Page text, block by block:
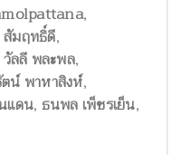
,
มฤทธิ์ดี,
วัลลี พละพล,
น์ พาหาสิงห์,
แดน, ธนพล เพ็ชรเย็น,